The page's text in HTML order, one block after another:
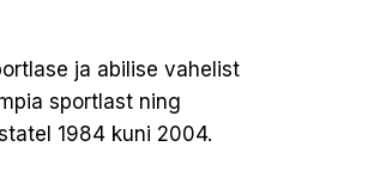
ja abilise vahelist
sportlast ning
1984 kuni 2004.